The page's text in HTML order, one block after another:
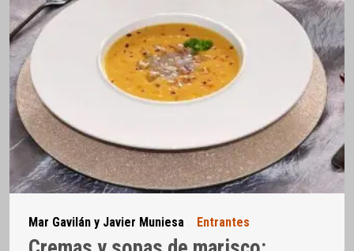
Mar Gavilán y Javier Muniesa Entrantes